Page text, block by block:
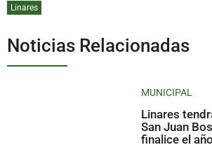
Linares
Noticias Relacionadas
MUNICIPAL
Linares
San Juan
finalice el año